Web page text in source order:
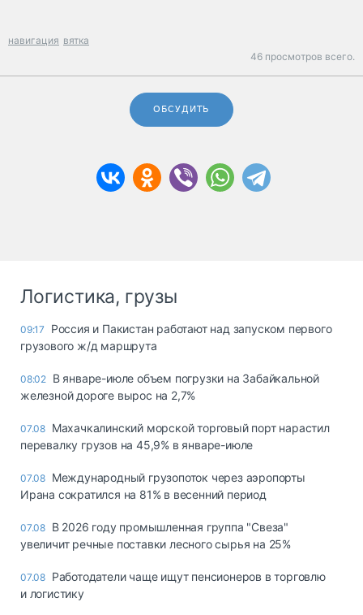
навигация вятка
46 просмотров всего.
ОБСУДИТЬ
Логистика, грузы
09:17
Россия и Пакистан работают над запуском первого
грузового ж/д маршрута
08:02 В январе-июле объем погрузки на Забайкальной
железной дороге вырос на 2,7%
07.08 Махачкалинский морской торговый порт нарастил
перевалку грузов на 45,9% в январе-июле
07.08 Международный грузопоток через аэропорты
Ирана сократился на 81% в весенний период
07.08 В 2026 году промышленная группа "Свеза"
увеличит речные поставки лесного сырья на 25%
07.08 Работодатели чаще ищут пенсионеров в торговлю
и логистику